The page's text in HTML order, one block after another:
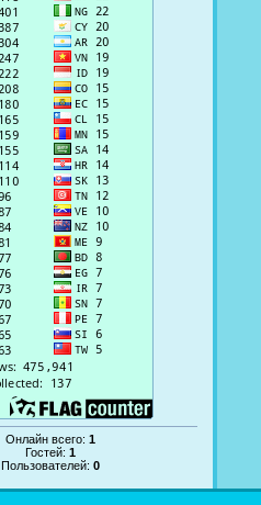
Онлайн всего:1
Гостей:1
Пользователей:0